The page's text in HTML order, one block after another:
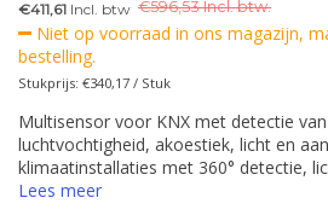
€411,61 Incl. btw €596,53 Incl. btw.
Niet op voorraad in ons magazijn,
bestelling.
Stukprijs: €340,17 / Stuk
Multisensor voor KNX met detectie
luchtvochtigheid, akoestiek, licht en
klimaatinstallaties met 360° detectie,
Lees meer